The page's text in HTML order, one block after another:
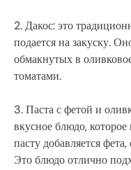
2. Дакос: это
подается на закуску.
обмакнутых в
томатами.
3. Паста с фетой и
вкусное блюдо,
пасту добавляется
Это блюдо отлично